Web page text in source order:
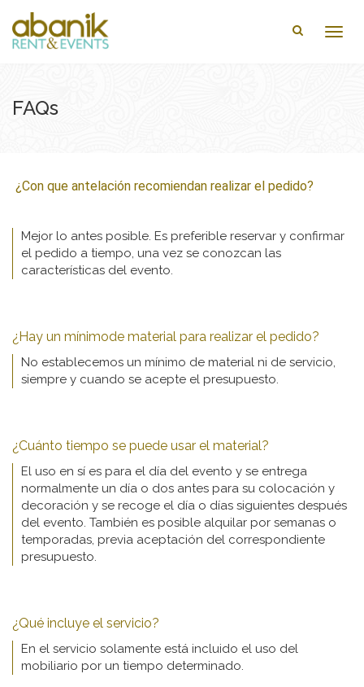
FAQs
¿Con que antelación recomiendan realizar el pedido?
Mejor lo antes posible. Es preferible reservar y confirmar
el pedido a tiempo, una vez se conozcan las
características del evento.
¿Hay un mínimode material para realizar el pedido?
No establecemos un mínimo de material ni de servicio,
siempre y cuando se acepte el presupuesto.
¿Cuánto tiempo se puede usar el material?
El uso en sí es para el día del evento y se entrega
normalmente un día o dos antes para su colocación y
decoración y se recoge el día o días siguientes después
del evento. También es posible alquilar por semanas o
temporadas, previa aceptación del correspondiente
presupuesto.
¿Qué incluye el servicio?
En el servicio solamente está incluido el uso del
mobiliario por un tiempo determinado.